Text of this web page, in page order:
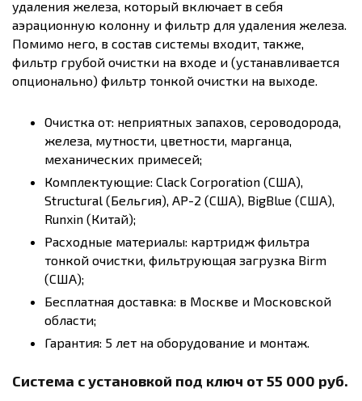
удаления железа, который включает в себя
аэрационную колонну и фильтр для удаления железа.
Помимо него, в состав системы входит, также,
фильтр грубой очистки на входе и (устанавливается
опционально) фильтр тонкой очистки на выходе.
Очистка от: неприятных запахов, сероводорода,
железа, мутности, цветности, марганца,
механических примесей;
Комплектующие: Clack Corporation (США),
Structural (Бельгия), AP-2 (США), BigBlue (США),
Runxin (Китай);
Расходные материалы: картридж фильтра
тонкой очистки, фильтрующая загрузка Birm
(США);
Бесплатная доставка: в Москве и Московской
области;
Гарантия: 5 лет на оборудование и монтаж.
Система с установкой под ключ от 55 000 руб.